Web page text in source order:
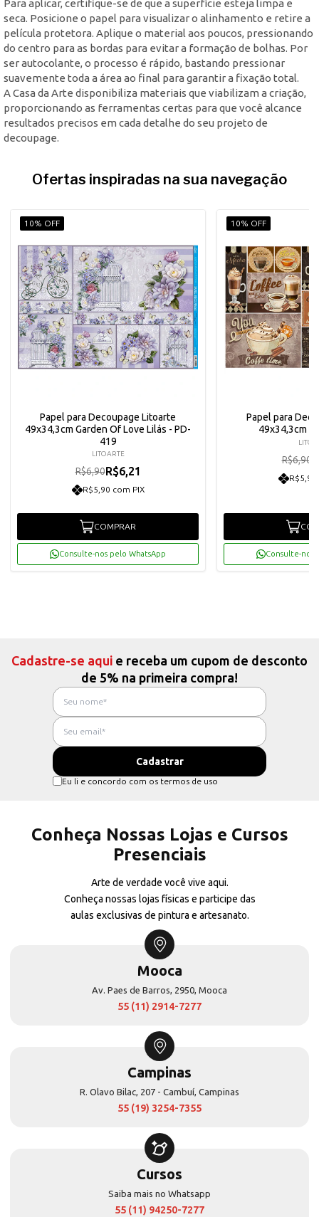
Para aplicar, certifique-se de que a superfície esteja limpa e
seca. Posicione o papel para visualizar o alinhamento e retire a
película protetora. Aplique o material aos poucos, pressionando
do centro para as bordas para evitar a formação de bolhas. Por
ser autocolante, o processo é rápido, bastando pressionar
suavemente toda a área ao final para garantir a fixação total.
A Casa da Arte disponibiliza materiais que viabilizam a criação,
proporcionando as ferramentas certas para que você alcance
resultados precisos em cada detalhe do seu projeto de
decoupage.
Ofertas inspiradas na sua navegação
10% OFF
Papel para Decoupage Litoarte
49x34,3cm Garden Of Love Lilás - PD-
419
LITOARTE
R$6,90R$6,21
R$5,90 com PIX
COMPRAR
Consulte-nos pelo WhatsApp
10% OFF
Papel para
49x34,3cm
R$6,90
R$5,90
Consulte-nos
Cadastre-se aqui e receba um cupom de desconto
de 5% na primeira compra!
Eu li e concordo com os termos de uso
Conheça Nossas Lojas e Cursos
Presenciais
Arte de verdade você vive aqui.
Conheça nossas lojas físicas e participe das
aulas exclusivas de pintura e artesanato.
Mooca
Av. Paes de Barros, 2950, Mooca
55 (11) 2914-7277
Campinas
R. Olavo Bilac, 207 - Cambuí, Campinas
55 (19) 3254-7355
Cursos
Saiba mais no Whatsapp
55 (11) 94250-7277